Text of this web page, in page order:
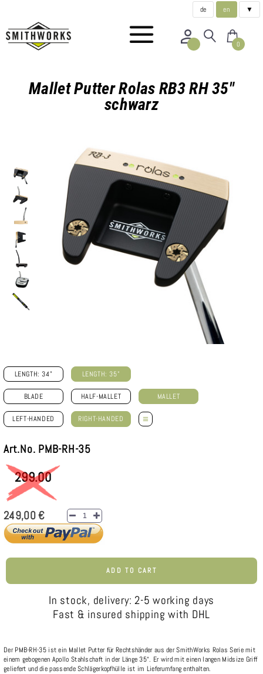
de en ▼
0
Mallet Putter Rolas RB3 RH 35"
schwarz
LENGTH: 34" LENGTH: 35"
BLADE HALF-MALLET MALLET
LEFT-HANDED RIGHT-HANDED ≡
Art.No. PMB-RH-35
299.00
249,00 €
ADD TO CART
In stock, delivery: 2-5 working days
Fast & insured shipping with DHL
Der PMB-RH-35 ist ein Mallet Putter für Rechtshänder aus der SmithWorks Rolas Serie mit
einem gebogenen Apollo Stahlschaft in der Länge 35“. Er wird mit einen langen Midsize Griff
geliefert und die passende Schlägerkopfhülle ist im Lieferumfang enthalten.